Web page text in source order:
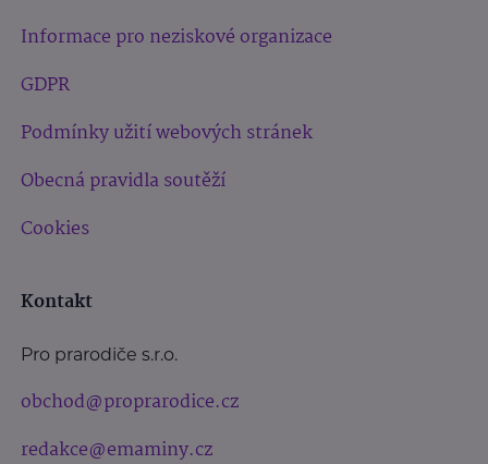
Informace pro neziskové organizace
GDPR
Podmínky užití webových stránek
Obecná pravidla soutěží
Cookies
Kontakt
Pro prarodiče s.r.o.
obchod@proprarodice.cz
redakce@emaminy.cz